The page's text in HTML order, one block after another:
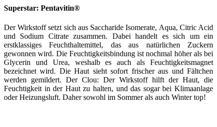
Superstar: Pentavitin®
Der Wirkstoff setzt sich aus Saccharide Isomerate, Aqua, Citric Acid
und Sodium Citrate zusammen. Dabei handelt es sich um ein
erstklassiges Feuchthaltemittel, das aus natürlichen Zuckern
gewonnen wird. Die Feuchtigkeitsbindung ist nochmal höher als bei
Glycerin und Urea, weshalb es auch als Feuchtigkeitsmagnet
bezeichnet wird. Die Haut sieht sofort frischer aus und Fältchen
werden gemildert. Der Clou: Der Wirkstoff hilft der Haut, die
Feuchtigkeit in der Haut zu halten, und das sogar bei Klimaanlage
oder Heizungsluft. Daher sowohl im Sommer als auch Winter top!